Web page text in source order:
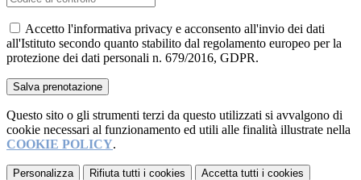
Accetto l'informativa privacy e acconsento all'invio dei dati
all'Istituto secondo quanto stabilito dal regolamento europeo per la
protezione dei dati personali n. 679/2016, GDPR.
Questo sito o gli strumenti terzi da questo utilizzati si avvalgono di
cookie necessari al funzionamento ed utili alle finalità illustrate nella
COOKIE POLICY.
Personalizza Rifiuta tutti i cookies Accetta tutti i cookies